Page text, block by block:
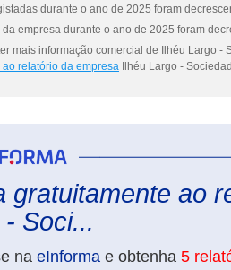
durante o ano de 2025 foram
empresa durante o ano de 2025 foram
mais informação comercial de Ilhéu Largo -
relatório da empresa Ilhéu Largo -
gratuitamente ao
Soci...
na eInforma e obtenha 5